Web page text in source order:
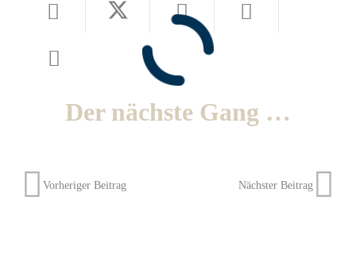
Der nächste Gang …
Vorheriger Beitrag Nächster Beitrag